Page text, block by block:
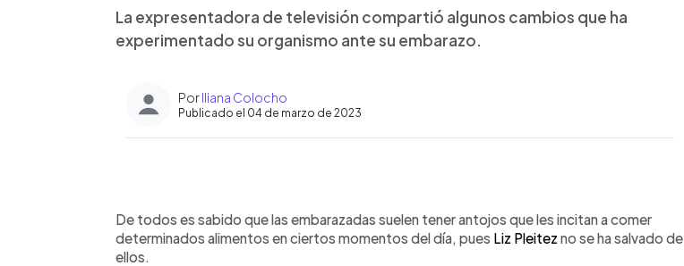
La expresentadora de televisión compartió algunos cambios que ha
experimentado su organismo ante su embarazo.
PorIliana Colocho
Publicado el 04 de marzo de 2023
Escuchar artículo
De todos es sabido que las embarazadas suelen tener antojos que les incitan a comer
determinados alimentos en ciertos momentos del día, pues Liz Pleitez no se ha salvado de
ellos.